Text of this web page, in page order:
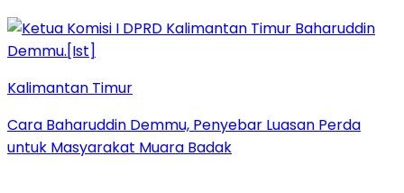
Kalimantan Timur
Cara Baharuddin Demmu, Penyebar Luasan Perda
untuk Masyarakat Muara Badak